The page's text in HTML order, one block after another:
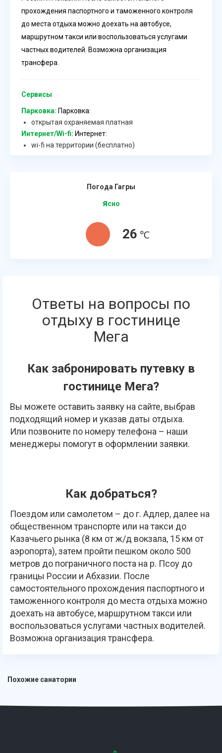
прохождения паспортного и таможенного контроля
до места отдыха можно доехать на автобусе,
маршрутном такси или воспользоваться услугами
частных водителей. Возможна организация
трансфера.
Сервисы
Парковка: Парковка:
открытая охраняемая платная
Интернет/Wi-fi: Интернет:
wi-fi на территории (бесплатно)
Погода Гагры
ясно
26 ℃
Ответы на вопросы по
отдыху в гостинице
Мега
Как забронировать путевку в
гостинице Мега?
Вы можете оставить заявку на сайте, выбрав
подходящий номер и указав даты отдыха.
Или позвоните по номеру телефона – наши
менеджеры помогут в оформлении заявки.
Как добраться?
Поездом или самолетом – до г. Адлер, далее на
общественном транспорте или на такси до
Казачьего рынка (8 км от ж/д вокзала, 15 км от
аэропорта), затем пройти пешком около 500
метров до пограничного поста на р. Псоу до
границы России и Абхазии. После
самостоятельного прохождения паспортного и
таможенного контроля до места отдыха можно
доехать на автобусе, маршрутном такси или
воспользоваться услугами частных водителей.
Возможна организация трансфера.
Похожие санатории